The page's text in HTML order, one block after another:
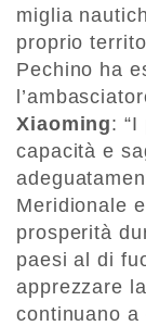
miglia
proprio
Pechino ha
Xiaoming:
capacità e
Meridionale
prosperità
paesi al di
apprezzare
continuano a